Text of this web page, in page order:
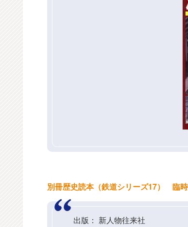
別冊歴史読本（鉄道シリーズ17） 臨
出版： 新人物往来社